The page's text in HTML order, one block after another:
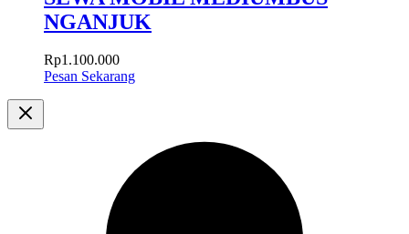
NGANJUK
Rp1.100.000
Pesan Sekarang